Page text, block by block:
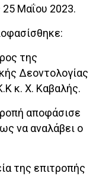
Μαΐου 2023.
της
Δεοντολογίας
κ. Χ. Καβαλής.
αποφάσισε
να αναλάβει ο
της επιτροπής